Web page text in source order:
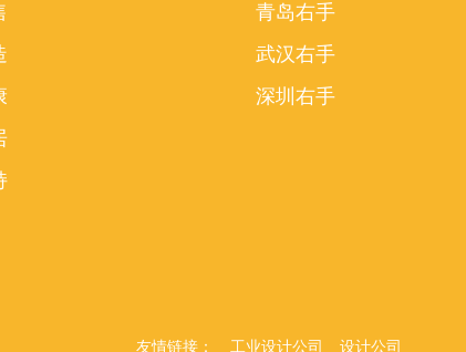
青岛右手
武汉右手
深圳右手
友情链接： 工业设计公司 设计公司